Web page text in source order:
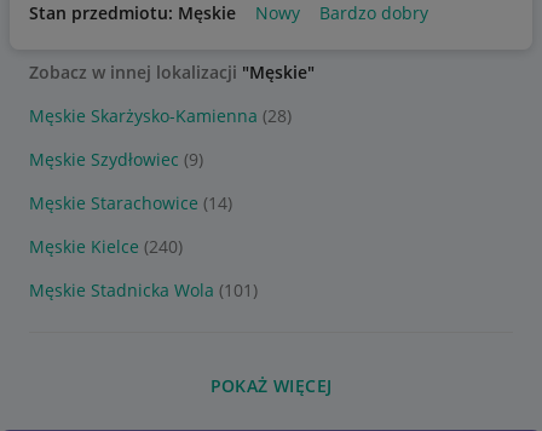
Stan przedmiotu: Męskie Nowy Bardzo dobry
Zobacz w innej lokalizacji "Męskie"
Męskie Skarżysko-Kamienna (28)
Męskie Szydłowiec (9)
Męskie Starachowice (14)
Męskie Kielce (240)
Męskie Stadnicka Wola (101)
POKAŻ WIĘCEJ